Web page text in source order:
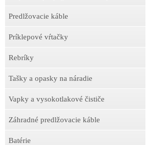
Predlžovacie káble
Príklepové vŕtačky
Rebríky
Tašky a opasky na náradie
Vapky a vysokotlakové čističe
Záhradné predlžovacie káble
Batérie